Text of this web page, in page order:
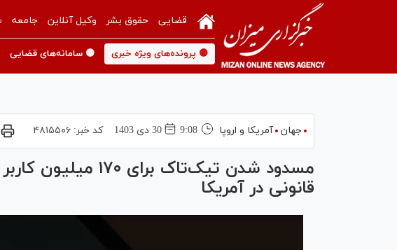
قضایی حقوق بشر وکیل آنلاین جامعه
🟡 پرونده‌های ویژه خبری 🟡 سامانه‌های قضایی
جهان آمریکا و اروپا 9:08 30 دی 1403 کد خبر: ۴۸۱۵۵۰۶
مسدود شدن تیک‌تاک
قانونی در آمریکا